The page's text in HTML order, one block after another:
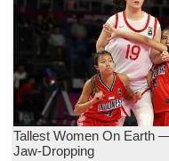
Bayang “Makelar